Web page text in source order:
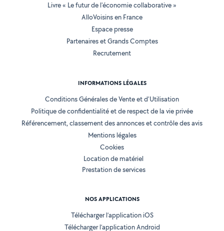
Livre « Le futur de l'économie collaborative »
AlloVoisins en France
Espace presse
Partenaires et Grands Comptes
Recrutement
INFORMATIONS LÉGALES
Conditions Générales de Vente et d'Utilisation
Politique de confidentialité et de respect de la vie privée
Référencement, classement des annonces et contrôle des avis
Mentions légales
Cookies
Location de matériel
Prestation de services
NOS APPLICATIONS
Télécharger l’application iOS
Télécharger l’application Android